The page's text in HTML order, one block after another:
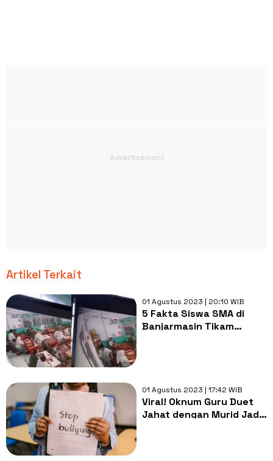
Artikel Terkait
01 Agustus 2023 | 20:10 WIB
5 Fakta Siswa SMA di
Banjarmasin Tikam
01 Agustus 2023 | 17:42 WIB
Viral! Oknum Guru Duet
Jahat dengan Murid Jadi